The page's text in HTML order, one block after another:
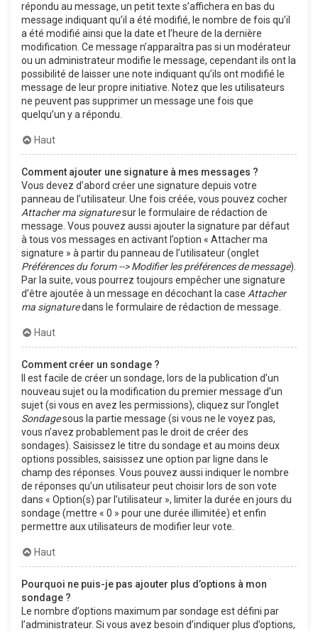
répondu au message, un petit texte s’affichera en bas du
message indiquant qu’il a été modifié, le nombre de fois qu’il
a été modifié ainsi que la date et l’heure de la dernière
modification. Ce message n’apparaîtra pas si un modérateur
ou un administrateur modifie le message, cependant ils ont la
possibilité de laisser une note indiquant qu’ils ont modifié le
message de leur propre initiative. Notez que les utilisateurs
ne peuvent pas supprimer un message une fois que
quelqu’un y a répondu.
Haut
Comment ajouter une signature à mes messages ?
Vous devez d’abord créer une signature depuis votre
panneau de l’utilisateur. Une fois créée, vous pouvez cocher
Attacher ma signaturesur le formulaire de rédaction de
message. Vous pouvez aussi ajouter la signature par défaut
à tous vos messages en activant l’option « Attacher ma
signature » à partir du panneau de l’utilisateur (onglet
Préférences du forum --> Modifier les préférences de message).
Par la suite, vous pourrez toujours empêcher une signature
d’être ajoutée à un message en décochant la case Attacher
ma signaturedans le formulaire de rédaction de message.
Haut
Comment créer un sondage ?
Il est facile de créer un sondage, lors de la publication d’un
nouveau sujet ou la modification du premier message d’un
sujet (si vous en avez les permissions), cliquez sur l’onglet
Sondagesous la partie message (si vous ne le voyez pas,
vous n’avez probablement pas le droit de créer des
sondages). Saisissez le titre du sondage et au moins deux
options possibles, saisissez une option par ligne dans le
champ des réponses. Vous pouvez aussi indiquer le nombre
de réponses qu’un utilisateur peut choisir lors de son vote
dans « Option(s) par l’utilisateur », limiter la durée en jours du
sondage (mettre « 0 » pour une durée illimitée) et enfin
permettre aux utilisateurs de modifier leur vote.
Haut
Pourquoi ne puis-je pas ajouter plus d’options à mon
sondage ?
Le nombre d’options maximum par sondage est défini par
l’administrateur. Si vous avez besoin d’indiquer plus d’options,